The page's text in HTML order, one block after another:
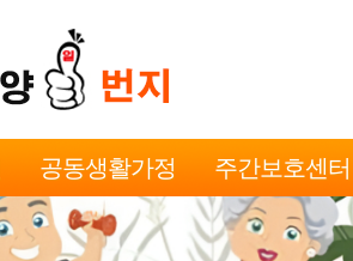
공동생활가정 주간보호센터